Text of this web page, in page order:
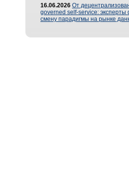
16.06.2026 От
governed self-service: эксперты
смену парадигмы на рынке